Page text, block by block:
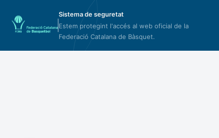
Sistema de seguretat
Estem protegint l'accés al web oficial de la
Federació Catalana de Bàsquet.